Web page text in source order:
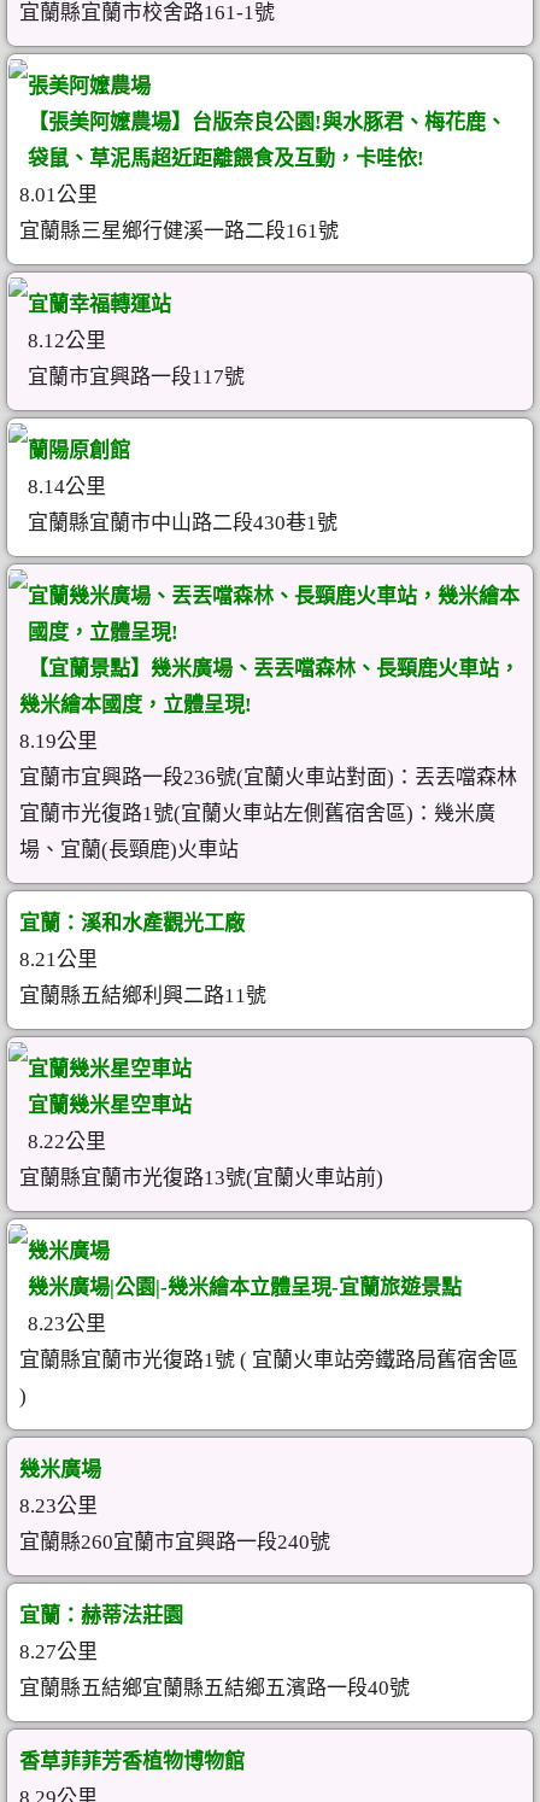
宜蘭縣宜蘭市校舍路161-1號
張美阿嬤農場
【張美阿嬤農場】台版奈良公園!與水豚君、梅花鹿、
袋鼠、草泥馬超近距離餵食及互動，卡哇依!
8.01公里
宜蘭縣三星鄉行健溪一路二段161號
宜蘭幸福轉運站
8.12公里
宜蘭市宜興路一段117號
蘭陽原創館
8.14公里
宜蘭縣宜蘭市中山路二段430巷1號
宜蘭幾米廣場、丟丟噹森林、長頸鹿火車站，幾米繪本
國度，立體呈現!
【宜蘭景點】幾米廣場、丟丟噹森林、長頸鹿火車站，
幾米繪本國度，立體呈現!
8.19公里
宜蘭市宜興路一段236號(宜蘭火車站對面)：丟丟噹森林
宜蘭市光復路1號(宜蘭火車站左側舊宿舍區)：幾米廣
場、宜蘭(長頸鹿)火車站
宜蘭：溪和水產觀光工廠
8.21公里
宜蘭縣五結鄉利興二路11號
宜蘭幾米星空車站
宜蘭幾米星空車站
8.22公里
宜蘭縣宜蘭市光復路13號(宜蘭火車站前)
幾米廣場
幾米廣場|公園|-幾米繪本立體呈現-宜蘭旅遊景點
8.23公里
宜蘭縣宜蘭市光復路1號 ( 宜蘭火車站旁鐵路局舊宿舍區
)
幾米廣場
8.23公里
宜蘭縣260宜蘭市宜興路一段240號
宜蘭：赫蒂法莊園
8.27公里
宜蘭縣五結鄉宜蘭縣五結鄉五濱路一段40號
香草菲菲芳香植物博物館